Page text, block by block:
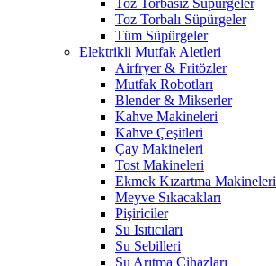
Toz Torbasız Süpürgeler
Toz Torbalı Süpürgeler
Tüm Süpürgeler
Elektrikli Mutfak Aletleri
Airfryer & Fritözler
Mutfak Robotları
Blender & Mikserler
Kahve Makineleri
Kahve Çeşitleri
Çay Makineleri
Tost Makineleri
Ekmek Kızartma Makineleri
Meyve Sıkacakları
Pişiriciler
Su Isıtıcıları
Su Sebilleri
Su Arıtma Cihazları